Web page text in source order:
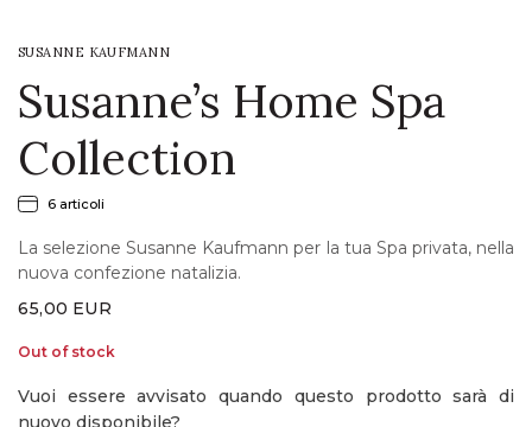
SUSANNE KAUFMANN
Susanne’s Home Spa
Collection
6 articoli
La selezione Susanne Kaufmann per la tua Spa privata, nella
nuova confezione natalizia.
65,00 EUR
Out of stock
Vuoi essere avvisato quando questo prodotto sarà di
nuovo disponibile?